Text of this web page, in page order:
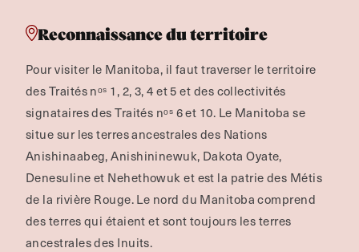
Reconnaissance du territoire
Pour visiter le Manitoba, il faut traverser le territoire
des Traités nᵒˢ 1, 2, 3, 4 et 5 et des collectivités
signataires des Traités nᵒˢ 6 et 10. Le Manitoba se
situe sur les terres ancestrales des Nations
Anishinaabeg, Anishininewuk, Dakota Oyate,
Denesuline et Nehethowuk et est la patrie des Métis
de la rivière Rouge.Le nord du Manitoba comprend
des terres qui étaient et sont toujours les terres
ancestrales des Inuits.